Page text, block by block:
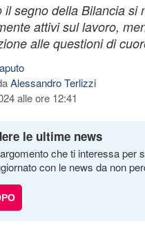
il segno della Bilancia si
attivi sul lavoro,
alle questioni di
Alessandro Terlizzi
alle ore 12:41
le ultime news
che ti interessa per
con le news da non